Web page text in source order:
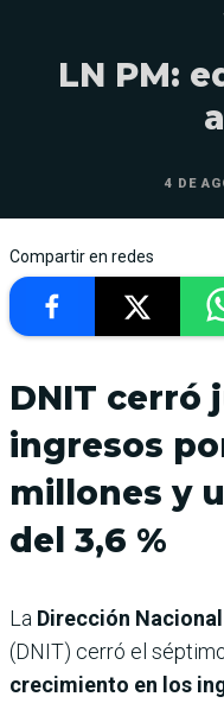
LN PM:
4 DE
Compartir en redes
DNIT cerró
ingresos
millones y
del 3,6 %
La Dirección
(DNIT) cerró el
crecimiento en los